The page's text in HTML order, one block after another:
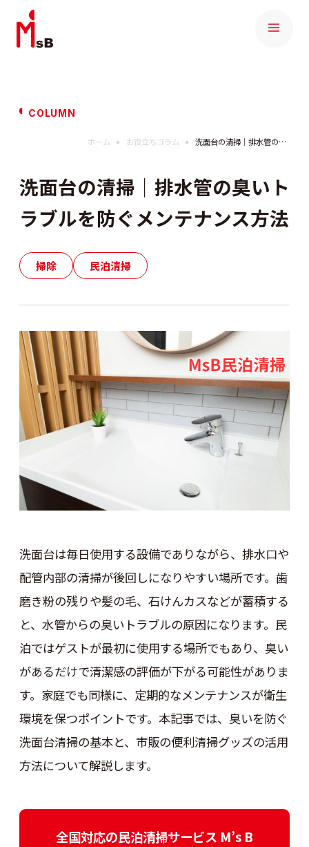
COLUMN
ホーム お役立ちコラム 洗面台の清掃｜排水管の臭いトラブルを防ぐメンテナンス方法
洗面台の清掃｜排水管の臭いト
ラブルを防ぐメンテナンス方法
掃除 民泊清掃
洗面台は毎日使用する設備でありながら、排水口や
配管内部の清掃が後回しになりやすい場所です。歯
磨き粉の残りや髪の毛、石けんカスなどが蓄積する
と、水管からの臭いトラブルの原因になります。民
泊ではゲストが最初に使用する場所でもあり、臭い
があるだけで清潔感の評価が下がる可能性がありま
す。家庭でも同様に、定期的なメンテナンスが衛生
環境を保つポイントです。本記事では、臭いを防ぐ
洗面台清掃の基本と、市販の便利清掃グッズの活用
方法について解説します。
全国対応の民泊清掃サービス M’s B